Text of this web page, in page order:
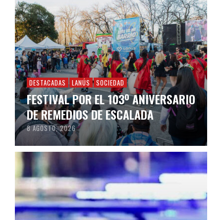
DESTACADAS LANÚS SOCIEDAD
FESTIVAL POR EL 103º ANIVERSARIO
DE REMEDIOS DE ESCALADA
8 AGOSTO, 2026